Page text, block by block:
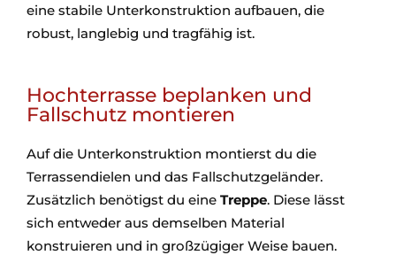
eine stabile Unterkonstruktion aufbauen, die
robust, langlebig und tragfähig ist.
Hochterrasse beplanken und
Fallschutz montieren
Auf die Unterkonstruktion montierst du die
Terrassendielen und das Fallschutzgeländer.
Zusätzlich benötigst du eine Treppe. Diese lässt
sich entweder aus demselben Material
konstruieren und in großzügiger Weise bauen.